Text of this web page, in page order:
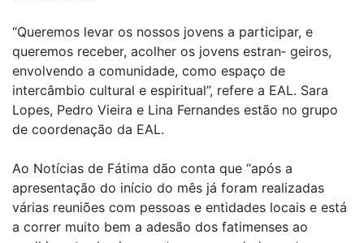
“Queremos levar os nossos jovens a participar, e
queremos receber, acolher os jovens estran‑ geiros,
envolvendo a comunidade, como espaço de
intercâmbio cultural e espiritual”, refere a EAL. Sara
Lopes, Pedro Vieira e Lina Fernandes estão no grupo
de coordenação da EAL.
Ao Notícias de Fátima dão conta que “após a
apresentação do início do mês já foram realizadas
várias reuniões com pessoas e entidades locais e está
a correr muito bem a adesão dos fatimenses ao